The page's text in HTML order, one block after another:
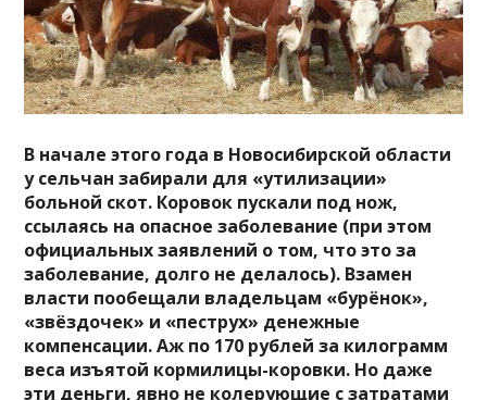
В начале этого года в Новосибирской области
у сельчан забирали для «утилизации»
больной скот. Коровок пускали под нож,
ссылаясь на опасное заболевание (при этом
официальных заявлений о том, что это за
заболевание, долго не делалось). Взамен
власти пообещали владельцам «бурёнок»,
«звёздочек» и «пеструх» денежные
компенсации. Аж по 170 рублей за килограмм
веса изъятой кормилицы-коровки. Но даже
эти деньги, явно не колерующие с затратами